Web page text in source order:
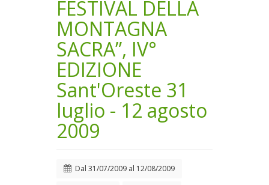
FESTIVAL DELLA
MONTAGNA
SACRA”, IV°
EDIZIONE
Sant'Oreste 31
luglio - 12 agosto
2009
Dal 31/07/2009 al 12/08/2009